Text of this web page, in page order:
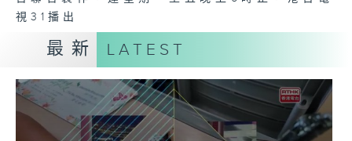
視31播出
最新 LATEST